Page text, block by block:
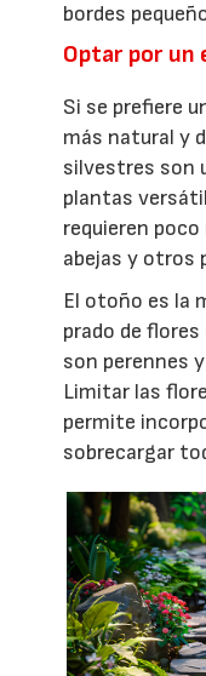
bordes
Optar por
Si se prefiere
más natural y
silvestres son
plantas
requieren
abejas y otros
El otoño es la
prado de
son perennes
Limitar las
permite
sobrecargar